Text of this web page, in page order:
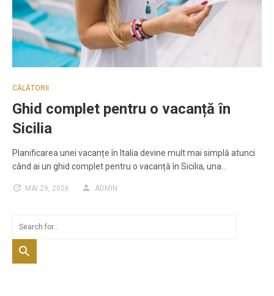
CĂLĂTORII
Ghid complet pentru o vacanță în
Sicilia
Planificarea unei vacanțe în Italia devine mult mai simplă atunci
când ai un ghid complet pentru o vacanță în Sicilia, una…
MAI 29, 2026 ADMIN